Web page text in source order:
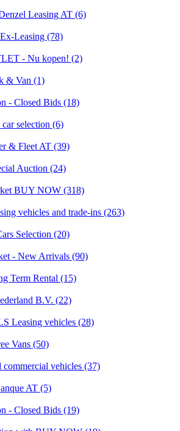
Leasing AT (6)
Leasing (78)
- Nu kopen! (2)
& Van (1)
- Closed Bids (18)
selection (6)
& Fleet AT (39)
Auction (24)
BUY NOW (318)
vehicles and trade-ins (263)
Selection (20)
- New Arrivals (90)
Term Rental (15)
B.V. (22)
Leasing vehicles (28)
Vans (50)
vehicles (37)
AT (5)
- Closed Bids (19)